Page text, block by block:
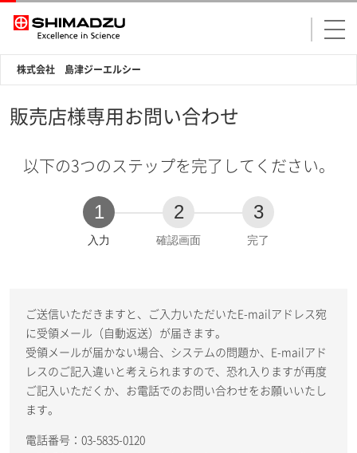
株式会社 島津ジーエルシー
販売店様専用お問い合わせ
以下の3つのステップを完了してください。
1
現
入力
2
確認画面
3
完了
ご送信いただきますと、ご入力いただいたE-mailアドレス宛
に受領メール（自動返送）が届きます。
受領メールが届かない場合、システムの問題か、E-mailアド
レスのご記入違いと考えられますので、恐れ入りますが再度
ご記入いただくか、お電話でのお問い合わせをお願いいたし
ます。
電話番号：03-5835-0120